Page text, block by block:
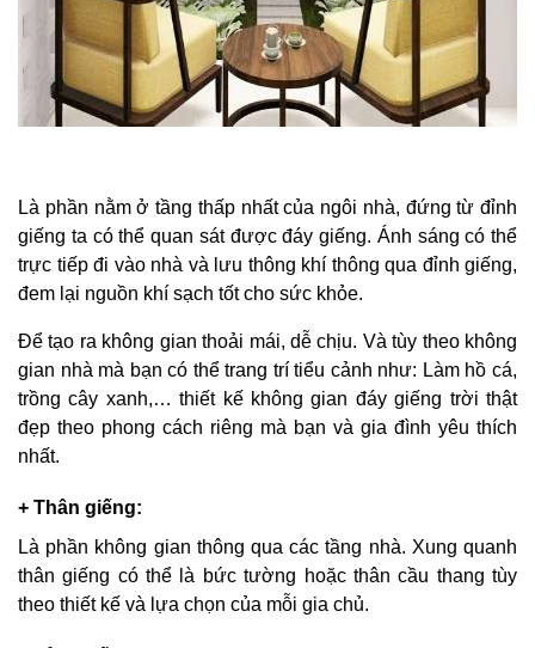
Là phần nằm ở tầng thấp nhất của ngôi nhà, đứng từ đỉnh
giếng ta có thể quan sát được đáy giếng. Ánh sáng có thể
trực tiếp đi vào nhà và lưu thông khí thông qua đỉnh giếng,
đem lại nguồn khí sạch tốt cho sức khỏe.
Để tạo ra không gian thoải mái, dễ chịu. Và tùy theo không
gian nhà mà bạn có thể trang trí tiểu cảnh như: Làm hồ cá,
trồng cây xanh,… thiết kế không gian đáy giếng trời thật
đẹp theo phong cách riêng mà bạn và gia đình yêu thích
nhất.
+ Thân giếng:
Là phần không gian thông qua các tầng nhà. Xung quanh
thân giếng có thể là bức tường hoặc thân cầu thang tùy
theo thiết kế và lựa chọn của mỗi gia chủ.